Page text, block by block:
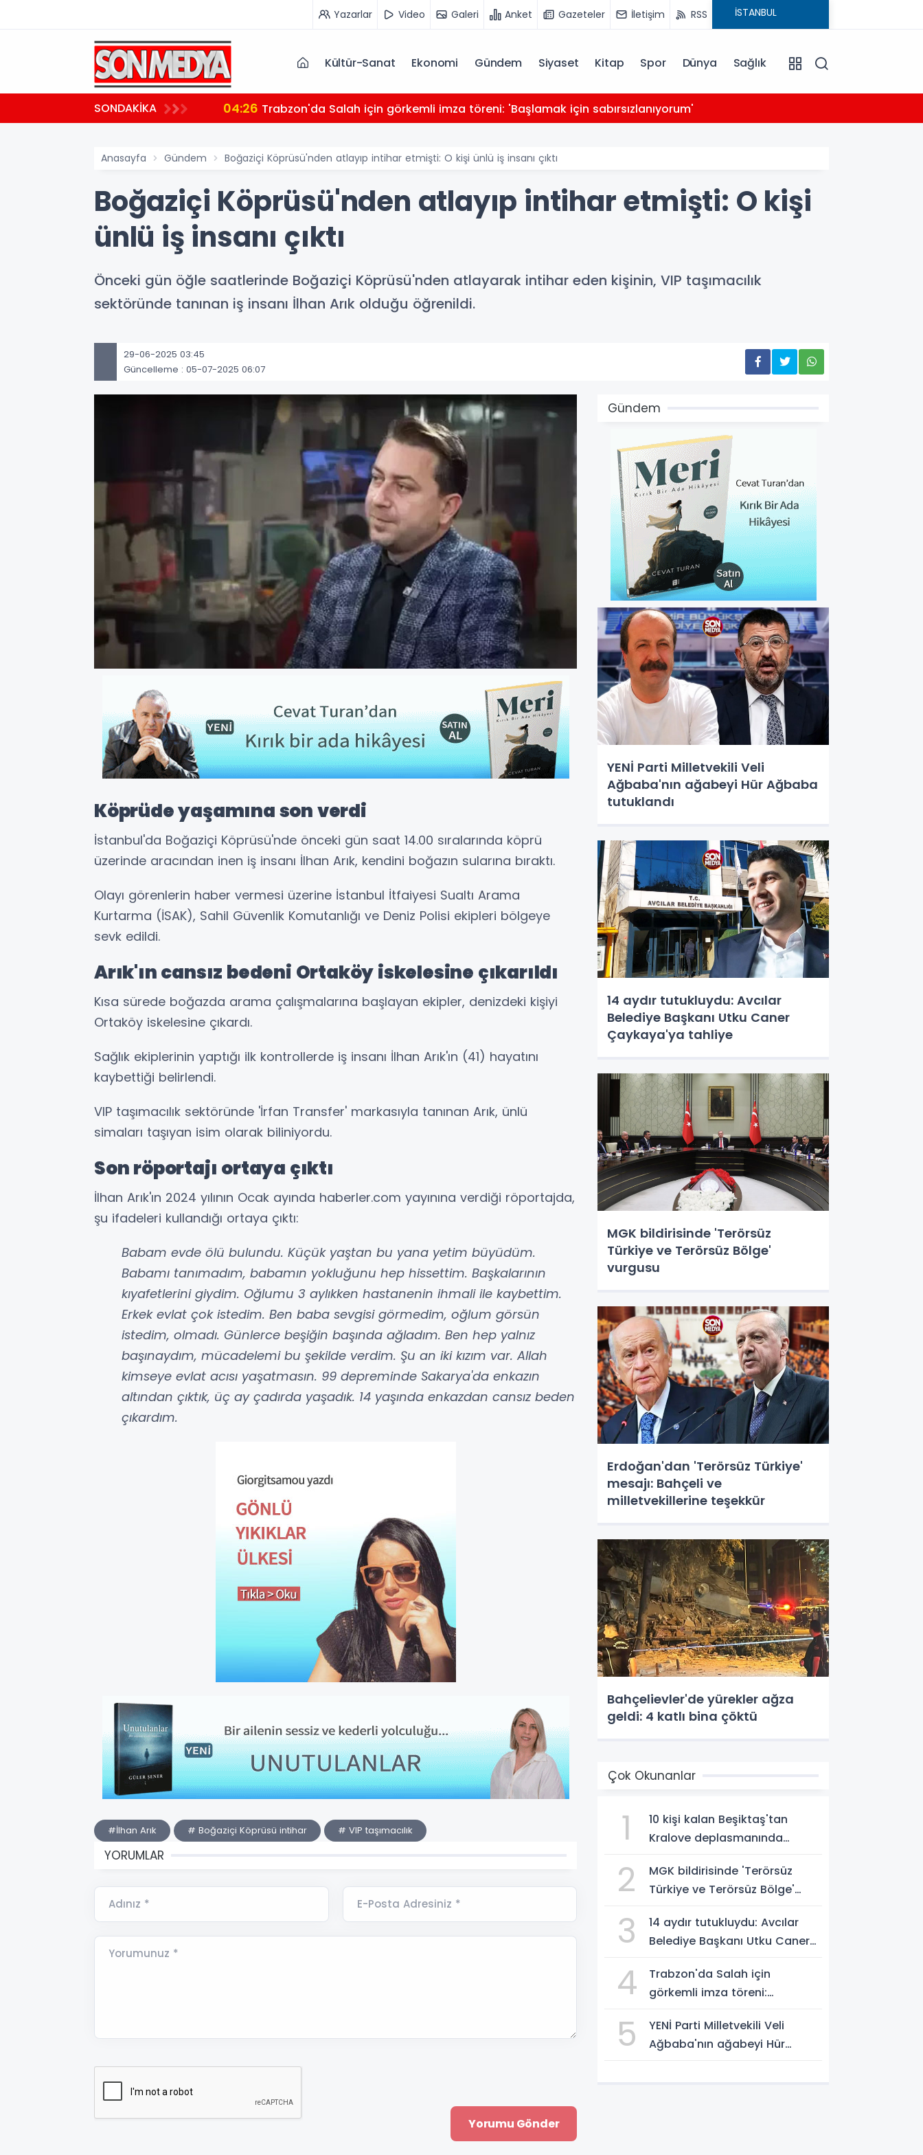
Yazarlar Video Galeri Anket Gazeteler İletişim RSS
Kültür-Sanat Ekonomi Gündem Siyaset Kitap Spor Dünya Sağlık
SONDAKİKA 04:26 Trabzon'da Salah için görkemli imza töreni: 'Başlamak için sabırsızlanıyorum'
Anasayfa Gündem Boğaziçi Köprüsü'nden atlayıp intihar etmişti: O kişi ünlü iş insanı çıktı
Boğaziçi Köprüsü'nden atlayıp intihar etmişti: O kişi
ünlü iş insanı çıktı
Önceki gün öğle saatlerinde Boğaziçi Köprüsü'nden atlayarak intihar eden kişinin, VIP taşımacılık
sektöründe tanınan iş insanı İlhan Arık olduğu öğrenildi.
29-06-2025 03:45
Güncelleme : 05-07-2025 06:07
Köprüde yaşamına son verdi
İstanbul'da Boğaziçi Köprüsü'nde önceki gün saat 14.00 sıralarında köprü
üzerinde aracından inen iş insanı İlhan Arık, kendini boğazın sularına bıraktı.
Olayı görenlerin haber vermesi üzerine İstanbul İtfaiyesi Sualtı Arama
Kurtarma (İSAK), Sahil Güvenlik Komutanlığı ve Deniz Polisi ekipleri bölgeye
sevk edildi.
Arık'ın cansız bedeni Ortaköy iskelesine çıkarıldı
Kısa sürede boğazda arama çalışmalarına başlayan ekipler, denizdeki kişiyi
Ortaköy iskelesine çıkardı.
Sağlık ekiplerinin yaptığı ilk kontrollerde iş insanı İlhan Arık'ın (41) hayatını
kaybettiği belirlendi.
VIP taşımacılık sektöründe 'İrfan Transfer' markasıyla tanınan Arık, ünlü
simaları taşıyan isim olarak biliniyordu.
Son röportajı ortaya çıktı
İlhan Arık'ın 2024 yılının Ocak ayında haberler.com yayınına verdiği röportajda,
şu ifadeleri kullandığı ortaya çıktı:
Babam evde ölü bulundu. Küçük yaştan bu yana yetim büyüdüm.
Babamı tanımadım, babamın yokluğunu hep hissettim. Başkalarının
kıyafetlerini giydim. Oğlumu 3 aylıkken hastanenin ihmali ile kaybettim.
Erkek evlat çok istedim. Ben baba sevgisi görmedim, oğlum görsün
istedim, olmadı. Günlerce beşiğin başında ağladım. Ben hep yalnız
başınaydım, mücadelemi bu şekilde verdim. Şu an iki kızım var. Allah
kimseye evlat acısı yaşatmasın. 99 depreminde Sakarya'da enkazın
altından çıktık, üç ay çadırda yaşadık. 14 yaşında enkazdan cansız beden
çıkardım.
#İlhan Arık # Boğaziçi Köprüsü intihar # VIP taşımacılık
YORUMLAR
Adınız * E-Posta Adresiniz *
Yorumunuz *
Gündem
YENİ Parti Milletvekili Veli
Ağbaba'nın ağabeyi Hür Ağbaba
tutuklandı
14 aydır tutukluydu: Avcılar
Belediye Başkanı Utku Caner
Çaykaya'ya tahliye
MGK bildirisinde 'Terörsüz
Türkiye ve Terörsüz Bölge'
vurgusu
Erdoğan'dan 'Terörsüz Türkiye'
mesajı: Bahçeli ve
milletvekillerine teşekkür
Bahçelievler'de yürekler ağza
geldi: 4 katlı bina çöktü
Çok Okunanlar
1
10 kişi kalan Beşiktaş'tan
Kralove deplasmanında
2
MGK bildirisinde 'Terörsüz
Türkiye ve Terörsüz Bölge'
3
14 aydır tutukluydu: Avcılar
Belediye Başkanı Utku Caner
4
Trabzon'da Salah için
görkemli imza töreni:
sabırsızlanıyorum'
5
YENİ Parti Milletvekili Veli
Ağbaba'nın ağabeyi Hür